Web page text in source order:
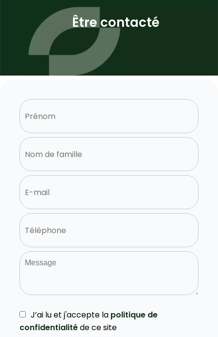
Être contacté
J’ai lu et j'accepte la politique de
confidentialitéde ce site